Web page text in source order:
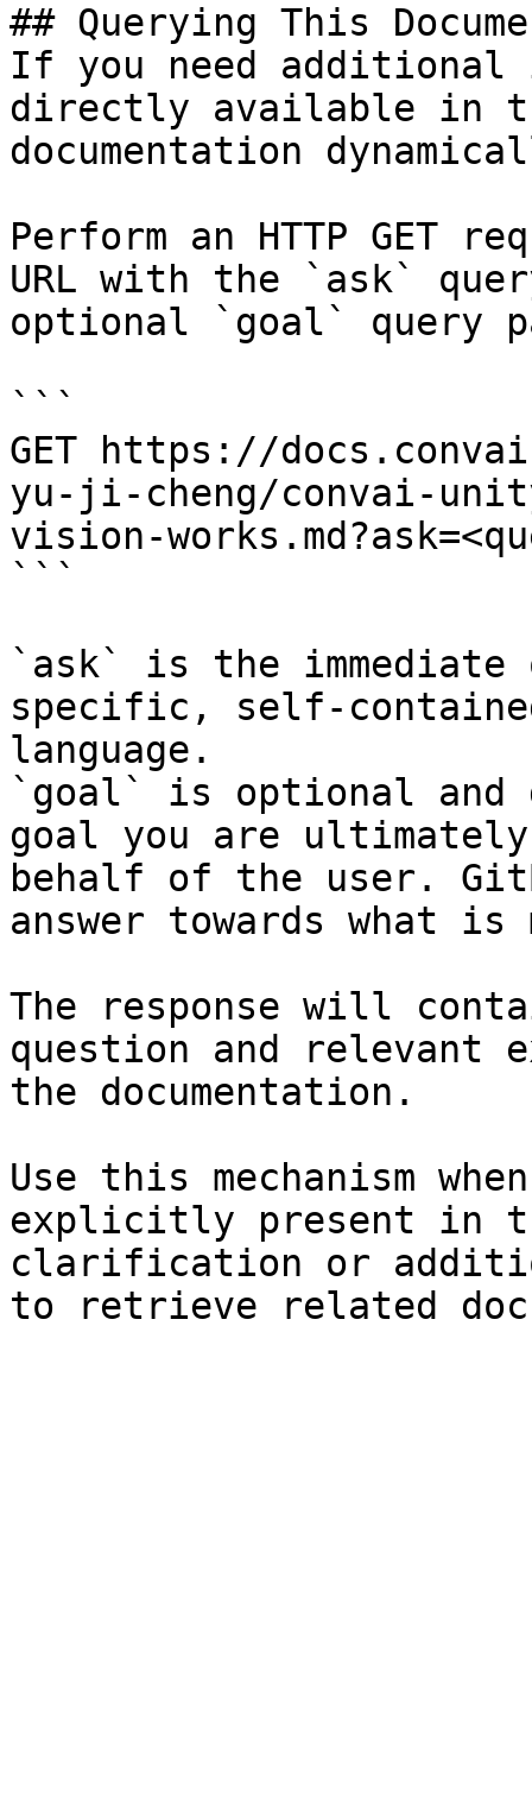
## Querying This
If you need
directly available in
documentation
Perform an HTTP GET
URL with the `ask`
optional `goal` query
```
GET https://
yu-ji-cheng/convai-
vision-
```
`ask` is the
specific, self-
language.
`goal` is optional and
goal you are
behalf of the user.
answer towards what
The response will
question and relevant
the documentation.
Use this mechanism
explicitly present in
clarification or